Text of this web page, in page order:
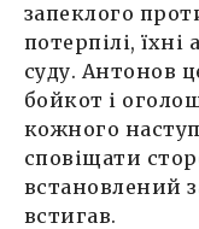
запеклого
потерпілі,
суду. Антонов
бойкот і
кожного
сповіщати
встановлений
встигав.